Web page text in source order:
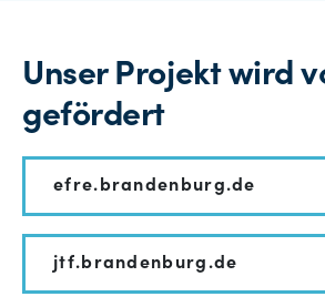
Unser Projekt wird
gefördert
efre.brandenburg.de
jtf.brandenburg.de